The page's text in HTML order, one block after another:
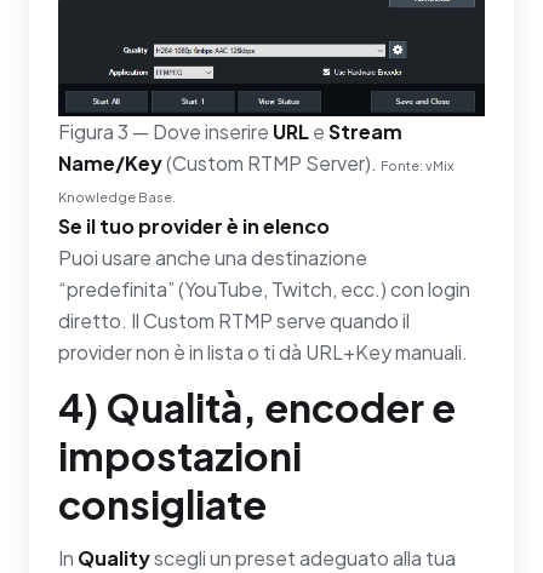
Figura 3 — Dove inserire URLeStream
Name/Key(Custom RTMP Server). Fonte: vMix
Knowledge Base.
Se il tuo provider è in elenco
Puoi usare anche una destinazione
“predefinita” (YouTube, Twitch, ecc.) con login
diretto. Il Custom RTMP serve quando il
provider non è in lista o ti dà URL+Key manuali.
4) Qualità, encoder e
impostazioni
consigliate
In Qualityscegli un preset adeguato alla tua